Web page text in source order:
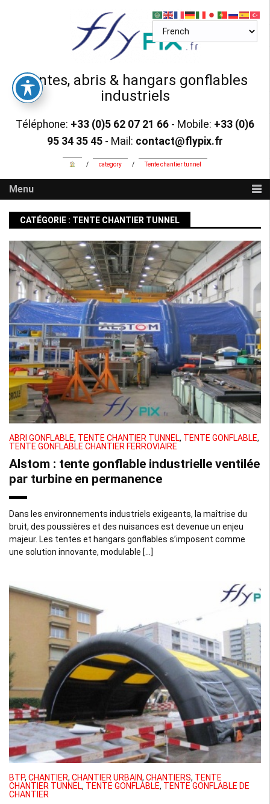
Tentes, abris & hangars gonflables
industriels
Téléphone: +33 (0)5 62 07 21 66 - Mobile: +33 (0)6
95 34 35 45 - Mail: contact@flypix.fr
/ category / Tente chantier tunnel
Menu
CATÉGORIE : TENTE CHANTIER TUNNEL
ABRI GONFLABLE, TENTE CHANTIER TUNNEL, TENTE GONFLABLE,
TENTE GONFLABLE CHANTIER FERROVIAIRE
Alstom : tente gonflable industrielle ventilée
par turbine en permanence
Dans les environnements industriels exigeants, la maîtrise du
bruit, des poussières et des nuisances est devenue un enjeu
majeur. Les tentes et hangars gonflables s’imposent comme
une solution innovante, modulable […]
BTP, CHANTIER, CHANTIER URBAIN, CHANTIERS, TENTE
CHANTIER TUNNEL, TENTE GONFLABLE, TENTE GONFLABLE DE
CHANTIER